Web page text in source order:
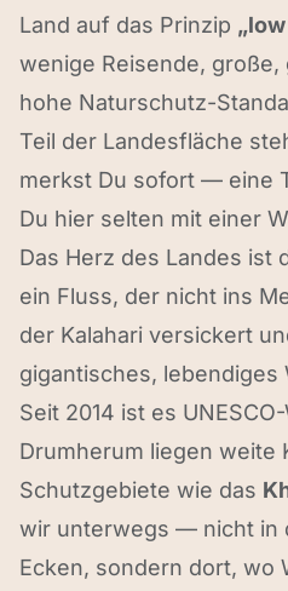
Land auf das Prinzip
wenige Reisende,
hohe Naturschutz-
Teil der Landesfläche
merkst Du sofort — eine
Du hier selten mit einer
Das Herz des Landes ist
ein Fluss, der nicht ins
der Kalahari versickert
gigantisches, lebendiges
Seit 2014 ist es
Drumherum liegen weite
Schutzgebiete wie das
wir unterwegs — nicht in
Ecken, sondern dort, wo